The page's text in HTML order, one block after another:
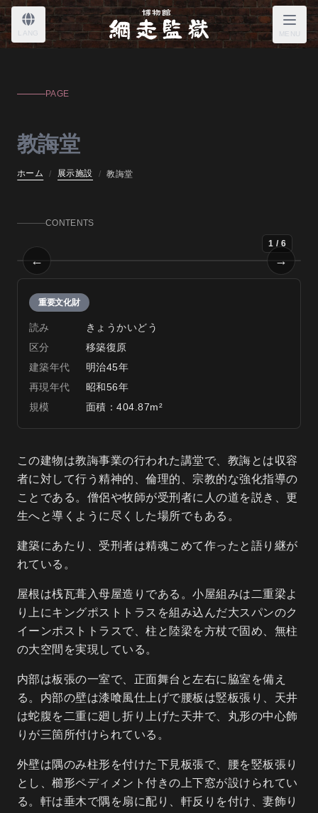
LANG MENU
PAGE
教誨堂
ホーム / 展示施設 / 教誨堂
CONTENTS
教誨堂
教誨堂
1 / 6
Prev
←
Next
→
重要文化財
読み
きょうかいどう
区分
移築復原
建築年代
明治45年
再現年代
昭和56年
規模
面積：404.87m²
この建物は教誨事業の行われた講堂で、教誨とは収容
者に対して行う精神的、倫理的、宗教的な強化指導の
ことである。僧侶や牧師が受刑者に人の道を説き、更
生へと導くように尽くした場所でもある。
建築にあたり、受刑者は精魂こめて作ったと語り継が
れている。
屋根は桟瓦葺入母屋造りである。小屋組みは二重梁よ
り上にキングポストトラスを組み込んだ大スパンのク
イーンポストトラスで、柱と陸梁を方杖で固め、無柱
の大空間を実現している。
内部は板張の一室で、正面舞台と左右に脇室を備え
る。内部の壁は漆喰風仕上げで腰板は竪板張り、天井
は蛇腹を二重に廻し折り上げた天井で、丸形の中心飾
りが三箇所付けられている。
外壁は隅のみ柱形を付けた下見板張で、腰を竪板張り
とし、櫛形ペディメント付きの上下窓が設けられてい
る。軒は垂木で隅を扇に配り、軒反りを付け、妻飾り